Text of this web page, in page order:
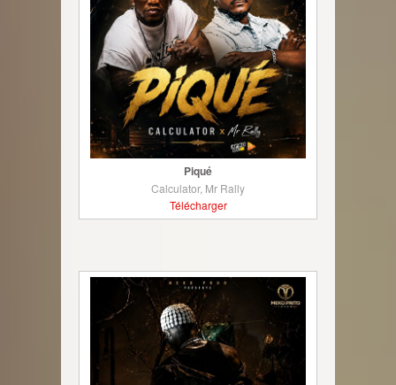
Piqué
Calculator, Mr Rally
Télécharger